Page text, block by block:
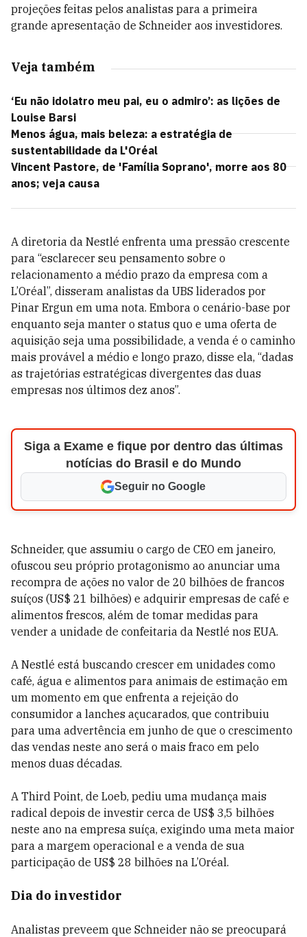
projeções feitas pelos analistas para a primeira
grande apresentação de Schneider aos investidores.
Veja também
‘Eu não idolatro meu pai, eu o admiro’: as lições de
Louise Barsi
Menos água, mais beleza: a estratégia de
sustentabilidade da L'Oréal
Vincent Pastore, de 'Família Soprano', morre aos 80
anos; veja causa
A diretoria da Nestlé enfrenta uma pressão crescente
para “esclarecer seu pensamento sobre o
relacionamento a médio prazo da empresa com a
L’Oréal”, disseram analistas da UBS liderados por
Pinar Ergun em uma nota. Embora o cenário-base por
enquanto seja manter o status quo e uma oferta de
aquisição seja uma possibilidade, a venda é o caminho
mais provável a médio e longo prazo, disse ela, “dadas
as trajetórias estratégicas divergentes das duas
empresas nos últimos dez anos”.
Siga a Exame e fique por dentro das últimas
notícias do Brasil e do Mundo
Seguir no Google
Schneider, que assumiu o cargo de CEO em janeiro,
ofuscou seu próprio protagonismo ao anunciar uma
recompra de ações no valor de 20 bilhões de francos
suíços (US$ 21 bilhões) e adquirir empresas de café e
alimentos frescos, além de tomar medidas para
vender a unidade de confeitaria da Nestlé nos EUA.
A Nestlé está buscando crescer em unidades como
café, água e alimentos para animais de estimação em
um momento em que enfrenta a rejeição do
consumidor a lanches açucarados, que contribuiu
para uma advertência em junho de que o crescimento
das vendas neste ano será o mais fraco em pelo
menos duas décadas.
A Third Point, de Loeb, pediu uma mudança mais
radical depois de investir cerca de US$ 3,5 bilhões
neste ano na empresa suíça, exigindo uma meta maior
para a margem operacional e a venda de sua
participação de US$ 28 bilhões na L’Oréal.
Dia do investidor
Analistas preveem que Schneider não se preocupará